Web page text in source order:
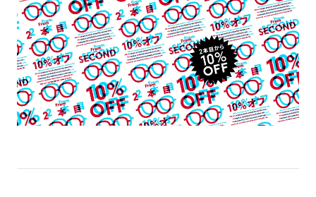
カラーレンズ：ライトカラー
カラーレンズ：トレンドカラー
コンシーラーカラー
コンシーラーカラーUVダブルカット
チークカラー
偏光レンズ
アクティブレンズ